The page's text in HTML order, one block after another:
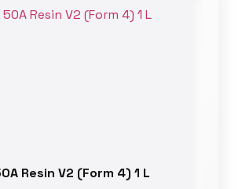
Resin V2 (Form 4) 1 L